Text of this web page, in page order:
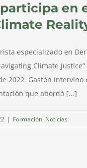
en
especializado en
Climate
2022. Gastón intervino
que abordó [...]
| Formación, Noticias